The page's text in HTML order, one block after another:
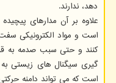
دهد، ندارند.
علاوه بر آن مدارهای
است و مواد الکترونیکی
کنند و حتی سبب صدمه به
گیری سیگنال های زیستی به
است که می تواند دامنه